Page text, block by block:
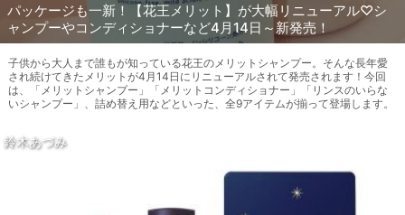
パッケージも一新！【花王メリット】が大幅リニューアル♡シ
ャンプーやコンディショナーなど4月14日～新発売！
子供から大人まで誰もが知っている花王のメリットシャンプー。そんな長年愛
され続けてきたメリットが4月14日にリニューアルされて発売されます！今回
は、「メリットシャンプー」「メリットコンディショナー」「リンスのいらな
いシャンプー」、詰め替え用などといった、全9アイテムが揃って登場します。
鈴木あづみ